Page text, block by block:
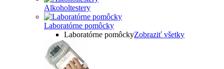
Alkoholtestery
Laboratórne pomôcky
Laboratórne pomôckyZobraziť všetky